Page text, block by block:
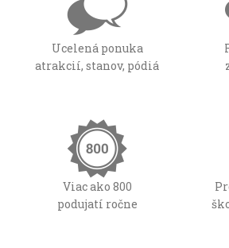
Ucelená ponuka
atrakcií, stanov, pódiá
Viac ako 800
podujatí ročne